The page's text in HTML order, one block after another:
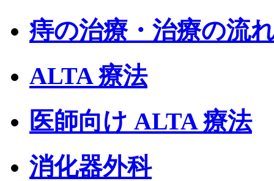
痔の治療・治療の流
ALTA 療法
医師向け ALTA 療法
消化器外科